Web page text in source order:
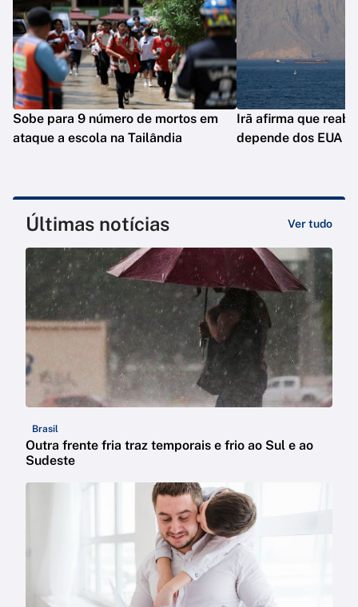
Sobe para 9 número de mortos em
ataque a escola na Tailândia
Irã afirma que
depende dos EUA
Últimas notícias Ver tudo
Brasil
Outra frente fria traz temporais e frio ao Sul e ao
Sudeste